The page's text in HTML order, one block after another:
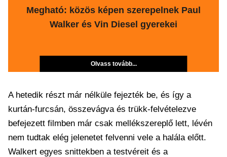
Megható: közös képen szerepelnek Paul
Walker és Vin Diesel gyerekei
Olvass tovább...
A hetedik részt már nélküle fejezték be, és így a
kurtán-furcsán, összevágva és trükk-felvételezve
befejezett filmben már csak mellékszereplő lett, lévén
nem tudtak elég jelenetet felvenni vele a halála előtt.
Walkert egyes snittekben a testvéreit és a